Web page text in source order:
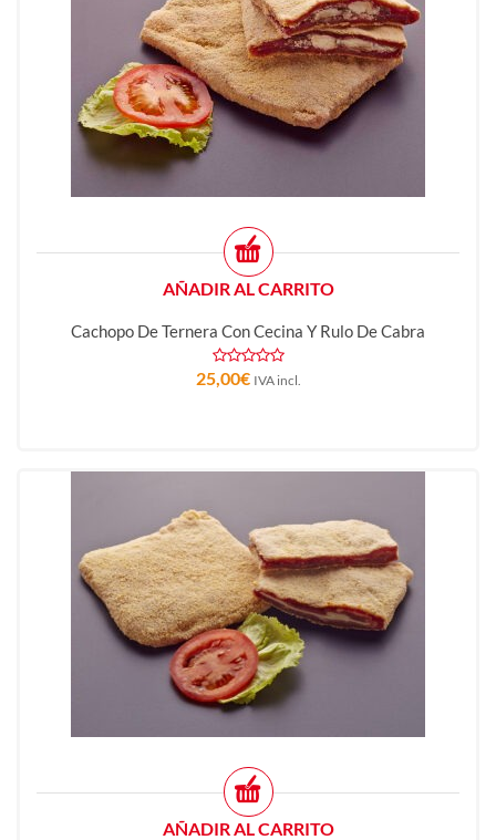
AÑADIR AL CARRITO
Cachopo De Ternera Con Cecina Y Rulo De Cabra
25,00€ IVA incl.
AÑADIR AL CARRITO